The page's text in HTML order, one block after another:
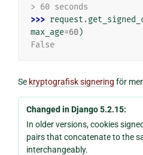
> 60 seconds
>>> request .
max_age=60)
False
Se kryptografisk signering för
Changed in Django 5.2.15:
In older versions, cookies
pairs that concatenate to the
interchangeably.